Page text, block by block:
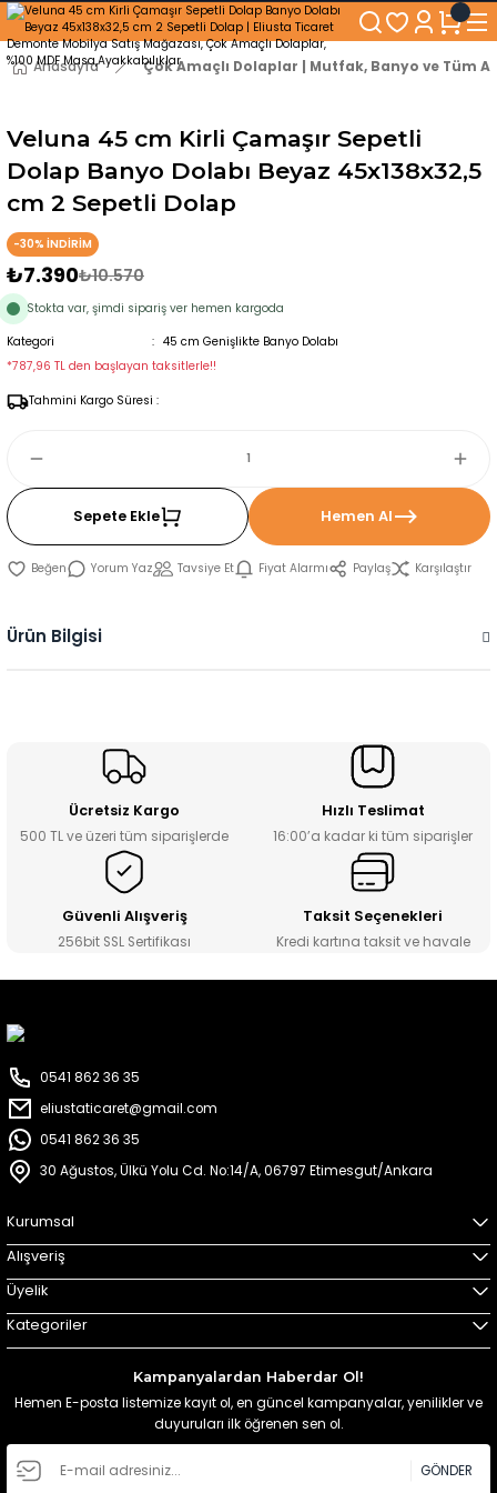
250₺ ve Üzeri Alışverişlerinizde KARGO BEDAVA!
5'er cm Aralıklarla 35 cm'den 100 cm'e kadar Genişliğe Sahip Dolaplar
% 100 Mdf Tekerlekli Masa ile Uzun Ömürlü ve Kolay Kullanım Konforu
Kaliteli hizmet, güvenli alışveriş ve satış sonrası destek
Anasayfa Çok Amaçlı Dolaplar | Mutfak, Banyo ve Tüm
Veluna 45 cm Kirli Çamaşır Sepetli
Dolap Banyo Dolabı Beyaz 45x138x32,5
cm 2 Sepetli Dolap
-30% İNDİRİM
₺7.390₺10.570
Stokta var, şimdi sipariş ver hemen kargoda
Kategori
45 cm Genişlikte Banyo Dolabı
*787,96 TL den başlayan taksitlerle!!
Tahmini Kargo Süresi :
Sepete Ekle Hemen Al
Yorum Yaz Tavsiye Et Fiyat Alarmı Paylaş Karşılaştır
Ürün Bilgisi
Ücretsiz Kargo
500 TL ve üzeri tüm siparişlerde
Hızlı Teslimat
16:00’a kadar ki tüm siparişler
Güvenli Alışveriş
256bit SSL Sertifikası
Taksit Seçenekleri
Kredi kartına taksit ve havale
0541 862 36 35
eliustaticaret@gmail.com
0541 862 36 35
30 Ağustos, Ülkü Yolu Cd. No:14/A, 06797 Etimesgut/Ankara
Kurumsal
Alışveriş
Üyelik
Kategoriler
Kampanyalardan Haberdar Ol!
Hemen E-posta listemize kayıt ol, en güncel kampanyalar, yenilikler ve
duyuruları ilk öğrenen sen ol.
GÖNDER